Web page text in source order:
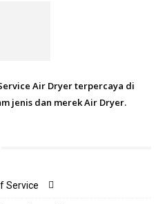
Air Dryer terpercaya di
jenis dan merek Air Dryer.
Service